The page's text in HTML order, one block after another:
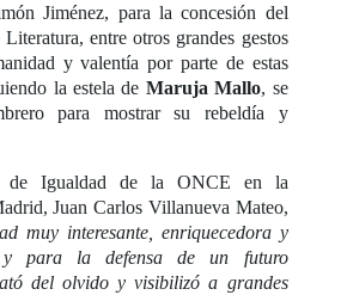
Jiménez, para la concesión del
entre otros grandes gestos
y valentía por parte de estas
la estela de Maruja Mallo, se
para mostrar su rebeldía y
de Igualdad de la ONCE en la
Juan Carlos Villanueva Mateo,
muy interesante, enriquecedora y
y para la defensa de un futuro
del olvido y visibilizó a grandes